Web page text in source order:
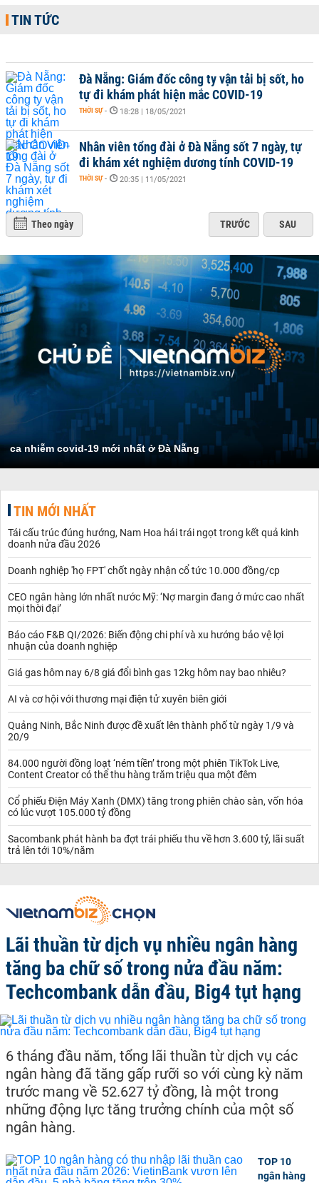
TIN TỨC
Đà Nẵng: Giám đốc công ty vận tải bị sốt, ho
tự đi khám phát hiện mắc COVID-19
THỜI SỰ - 18:28 | 18/05/2021
Nhân viên tổng đài ở Đà Nẵng sốt 7 ngày, tự
đi khám xét nghiệm dương tính COVID-19
THỜI SỰ - 20:35 | 11/05/2021
Theo ngày TRƯỚC SAU
ca nhiễm covid-19 mới nhất ở Đà Nẵng
TIN MỚI NHẤT
Tái cấu trúc đúng hướng, Nam Hoa hái trái ngọt trong kết quả kinh
doanh nửa đầu 2026
Doanh nghiệp 'họ FPT' chốt ngày nhận cổ tức 10.000 đồng/cp
CEO ngân hàng lớn nhất nước Mỹ: ‘Nợ margin đang ở mức cao nhất
mọi thời đại’
Báo cáo F&B QI/2026: Biến động chi phí và xu hướng bảo vệ lợi
nhuận của doanh nghiệp
Giá gas hôm nay 6/8 giá đổi bình gas 12kg hôm nay bao nhiêu?
AI và cơ hội với thương mại điện tử xuyên biên giới
Quảng Ninh, Bắc Ninh được đề xuất lên thành phố từ ngày 1/9 và
20/9
84.000 người đồng loạt ‘ném tiền’ trong một phiên TikTok Live,
Content Creator có thể thu hàng trăm triệu qua một đêm
Cổ phiếu Điện Máy Xanh (DMX) tăng trong phiên chào sàn, vốn hóa
có lúc vượt 105.000 tỷ đồng
Sacombank phát hành ba đợt trái phiếu thu về hơn 3.600 tỷ, lãi suất
trả lên tới 10%/năm
Lãi thuần từ dịch vụ nhiều ngân hàng
tăng ba chữ số trong nửa đầu năm:
Techcombank dẫn đầu, Big4 tụt hạng
6 tháng đầu năm, tổng lãi thuần từ dịch vụ các
ngân hàng đã tăng gấp rưỡi so với cùng kỳ năm
trước mang về 52.627 tỷ đồng, là một trong
những động lực tăng trưởng chính của một số
ngân hàng.
TOP 10
ngân hàng